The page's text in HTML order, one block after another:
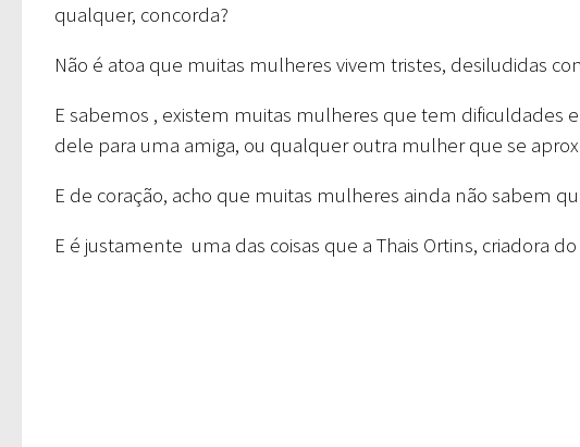
qualquer, concorda?
Não é atoa que muitas mulheres vivem tristes, desiludidas
E sabemos , existem muitas mulheres que tem dificuldades
dele para uma amiga, ou qualquer outra mulher que se
E de coração, acho que muitas mulheres ainda não sabem
E é justamente uma das coisas que a Thais Ortins, criadora